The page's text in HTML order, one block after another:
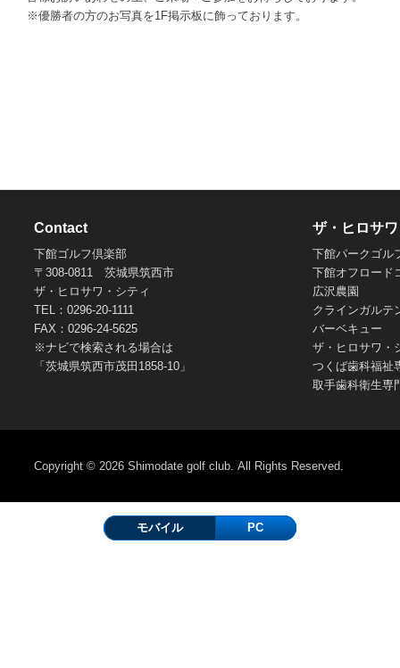
※優勝者の方のお写真を1F掲示板に飾っております。
Contact
下館ゴルフ倶楽部
〒308-0811 茨城県筑西市
ザ・ヒロサワ・シティ
TEL：0296-20-1111
FAX：0296-24-5625
※ナビで検索される場合は
「茨城県筑西市茂田1858-10」
ザ・ヒロサ
下館パークゴル
下館オフロード
広沢農園
クラインガルテ
バーベキュー
ザ・ヒロサワ・
つくば歯科福祉
取手歯科衛生専
Copyright © 2026 Shimodate golf club. All Rights Reserved.
モバイル PC